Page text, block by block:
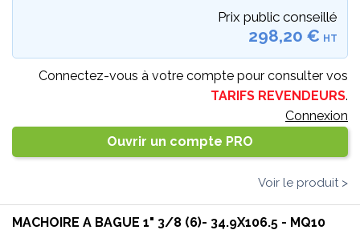
Prix public conseillé
298,20 € HT
Connectez-vous à votre compte pour consulter vos
TARIFS REVENDEURS.
Connexion
Ouvrir un compte PRO
Voir le produit >
MACHOIRE A BAGUE 1" 3/8 (6)- 34.9X106.5 - MQ10